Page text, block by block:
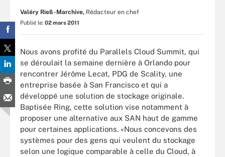
Valéry Rieß-Marchive, Rédacteur en chef
Publié le: 02 mars 2011
Nous avons profité du Parallels Cloud Summit, qui
se déroulait la semaine dernière à Orlando pour
rencontrer Jérôme Lecat, PDG de Scality, une
entreprise basée à San Francisco et qui a
développé une solution de stockage originale.
Baptisée Ring, cette solution vise notamment à
proposer une alternative aux SAN haut de gamme
pour certaines applications. «Nous concevons des
systèmes pour des gens qui veulent du stockage
selon une logique comparable à celle du Cloud, à